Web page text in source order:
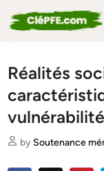
to
Réalités
vulnérabilité
by Soutenance